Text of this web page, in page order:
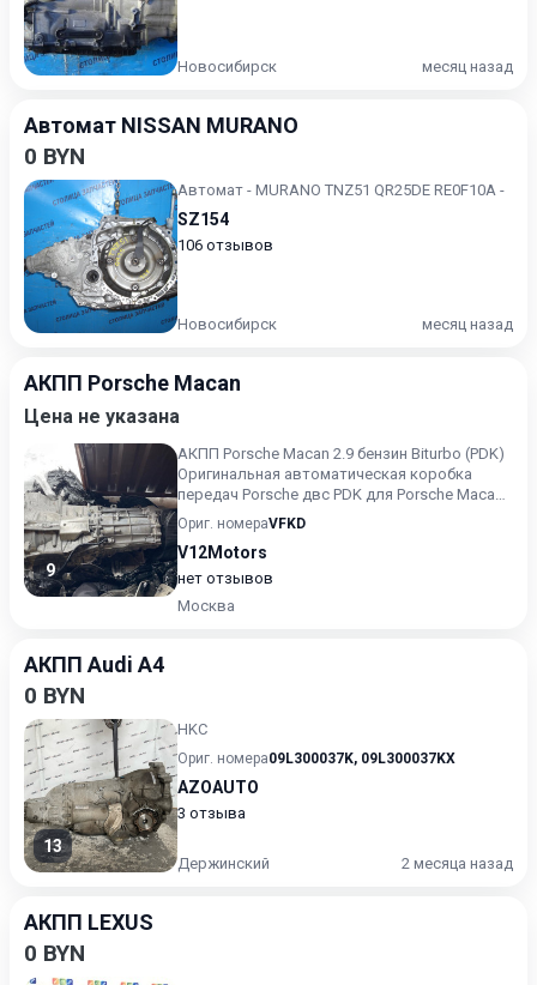
Новосибирск месяц назад
Автомат NISSAN MURANO
0 BYN
Автомат - MURANO TNZ51 QR25DE RE0F10A -
SZ154
106 отзывов
Новосибирск месяц назад
АКПП Porsche Macan
Цена не указана
9
АКПП Porsche Macan 2.9 бензин Biturbo (PDK)
Оригинальная автоматическая коробка
передач Porsche двс PDK для Porsche Macan
с бензиновым дви...
Ориг. номераVFKD
V12Motors
нет отзывов
Москва
АКПП Audi A4
0 BYN
13
HKC
Ориг. номера09L300037K, 09L300037KX
AZOAUTO
3 отзыва
Держинский 2 месяца назад
АКПП LEXUS
0 BYN